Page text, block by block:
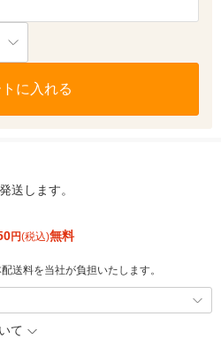
に入れる
送します。
円(税込)無料
送料を当社が負担いたします。
て